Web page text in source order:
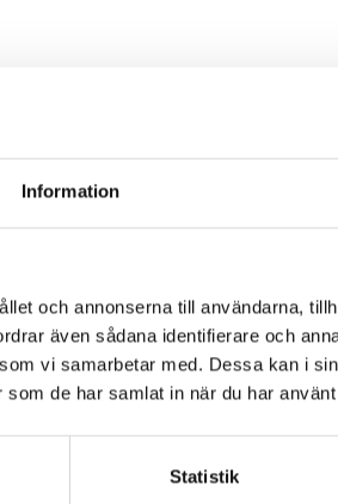
Information
och annonserna till användarna,
även sådana identifierare och
vi samarbetar med. Dessa kan i
de har samlat in när du har
Statistik